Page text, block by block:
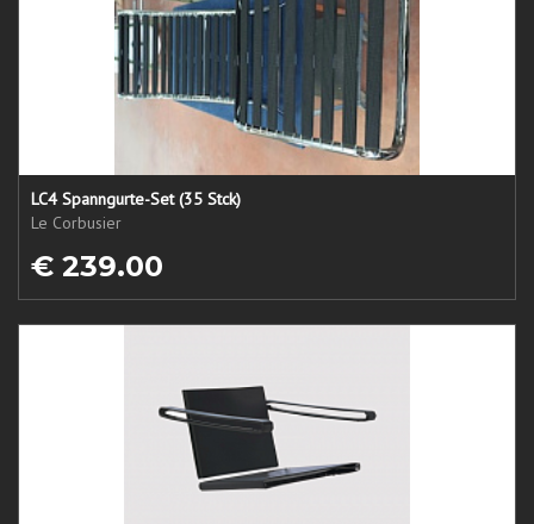
LC4 Spanngurte-Set (35 Stck)
Le Corbusier
€ 239.00